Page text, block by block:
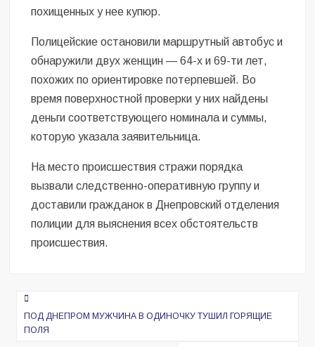
похищенных у нее купюр.
Полицейские остановили маршрутный автобус и
обнаружили двух женщин — 64-х и 69-ти лет,
похожих по ориентировке потерпевшей. Во
время поверхностной проверки у них найдены
деньги соответствующего номинала и суммы,
которую указала заявительница.
На место происшествия стражи порядка
вызвали следственно-оперативную группу и
доставили гражданок в Днепровский отделения
полиции для выяснения всех обстоятельств
происшествия.
Навигация
по
ПОД ДНЕПРОМ МУЖЧИНА В ОДИНОЧКУ ТУШИЛ ГОРЯЩИЕ
ПОЛЯ